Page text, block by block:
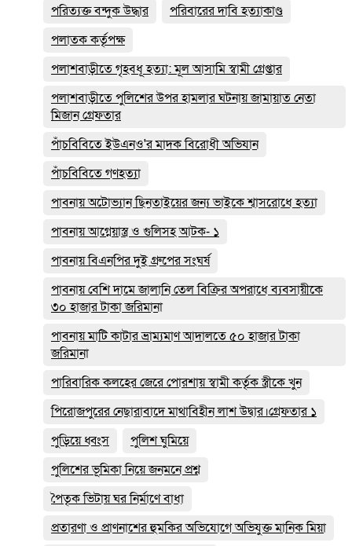
পরিত্যক্ত বন্দুক উদ্ধার
পরিবারের দাবি হত্যাকাণ্ড
পলাতক কর্তৃপক্ষ
পলাশবাড়ীতে গৃহবধূ হত্যা: মূল আসামি স্বামী গ্রেপ্তার
পলাশবাড়ীতে পুলিশের উপর হামলার ঘটনায় জামায়াত নেতা
মিজান গ্রেফতার
পাঁচবিবিতে ইউএনও'র মাদক বিরোধী অভিযান
পাঁচবিবিতে গণহত্যা
পাবনায় অটোভ্যান ছিনতাইয়ের জন্য ভাইকে শ্বাসরোধে হত্যা
পাবনায় আগ্নেয়াস্ত্র ও গুলিসহ আটক- ১
পাবনায় বিএনপির দুই গ্রুপের সংঘর্ষ
পাবনায় বেশি দামে জালানি তেল বিক্রির অপরাধে ব্যবসায়ীকে
৩০ হাজার টাকা জরিমানা
পাবনায় মাটি কাটার ভ্রাম্যমাণ আদালতে ৫০ হাজার টাকা
জরিমানা
পারিবারিক কলহের জেরে পোরশায় স্বামী কর্তৃক স্ত্রীকে খুন
পিরোজপুরের নেছারাবাদে মাথাবিহীন লাশ উদ্বার।গ্রেফতার ১
পুড়িয়ে ধ্বংস
পুলিশ ঘুমিয়ে
পুলিশের ভূমিকা নিয়ে জনমনে প্রশ্ন
পৈতৃক ভিটায় ঘর নির্মাণে বাধা
প্রতারণা ও প্রাণনাশের হুমকির অভিযোগে অভিযুক্ত মানিক মিয়া